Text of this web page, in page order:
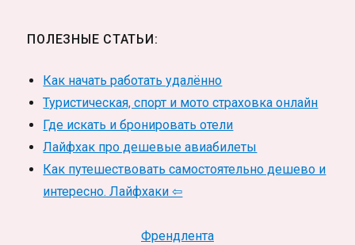
ПОЛЕЗНЫЕ СТАТЬИ:
Как начать работать удалённо
Туристическая, спорт и мото страховка онлайн
Где искать и бронировать отели
Лайфхак про дешевые авиабилеты
Как путешествовать самостоятельно дешево и
интересно. Лайфхаки ⇦
Френдлента